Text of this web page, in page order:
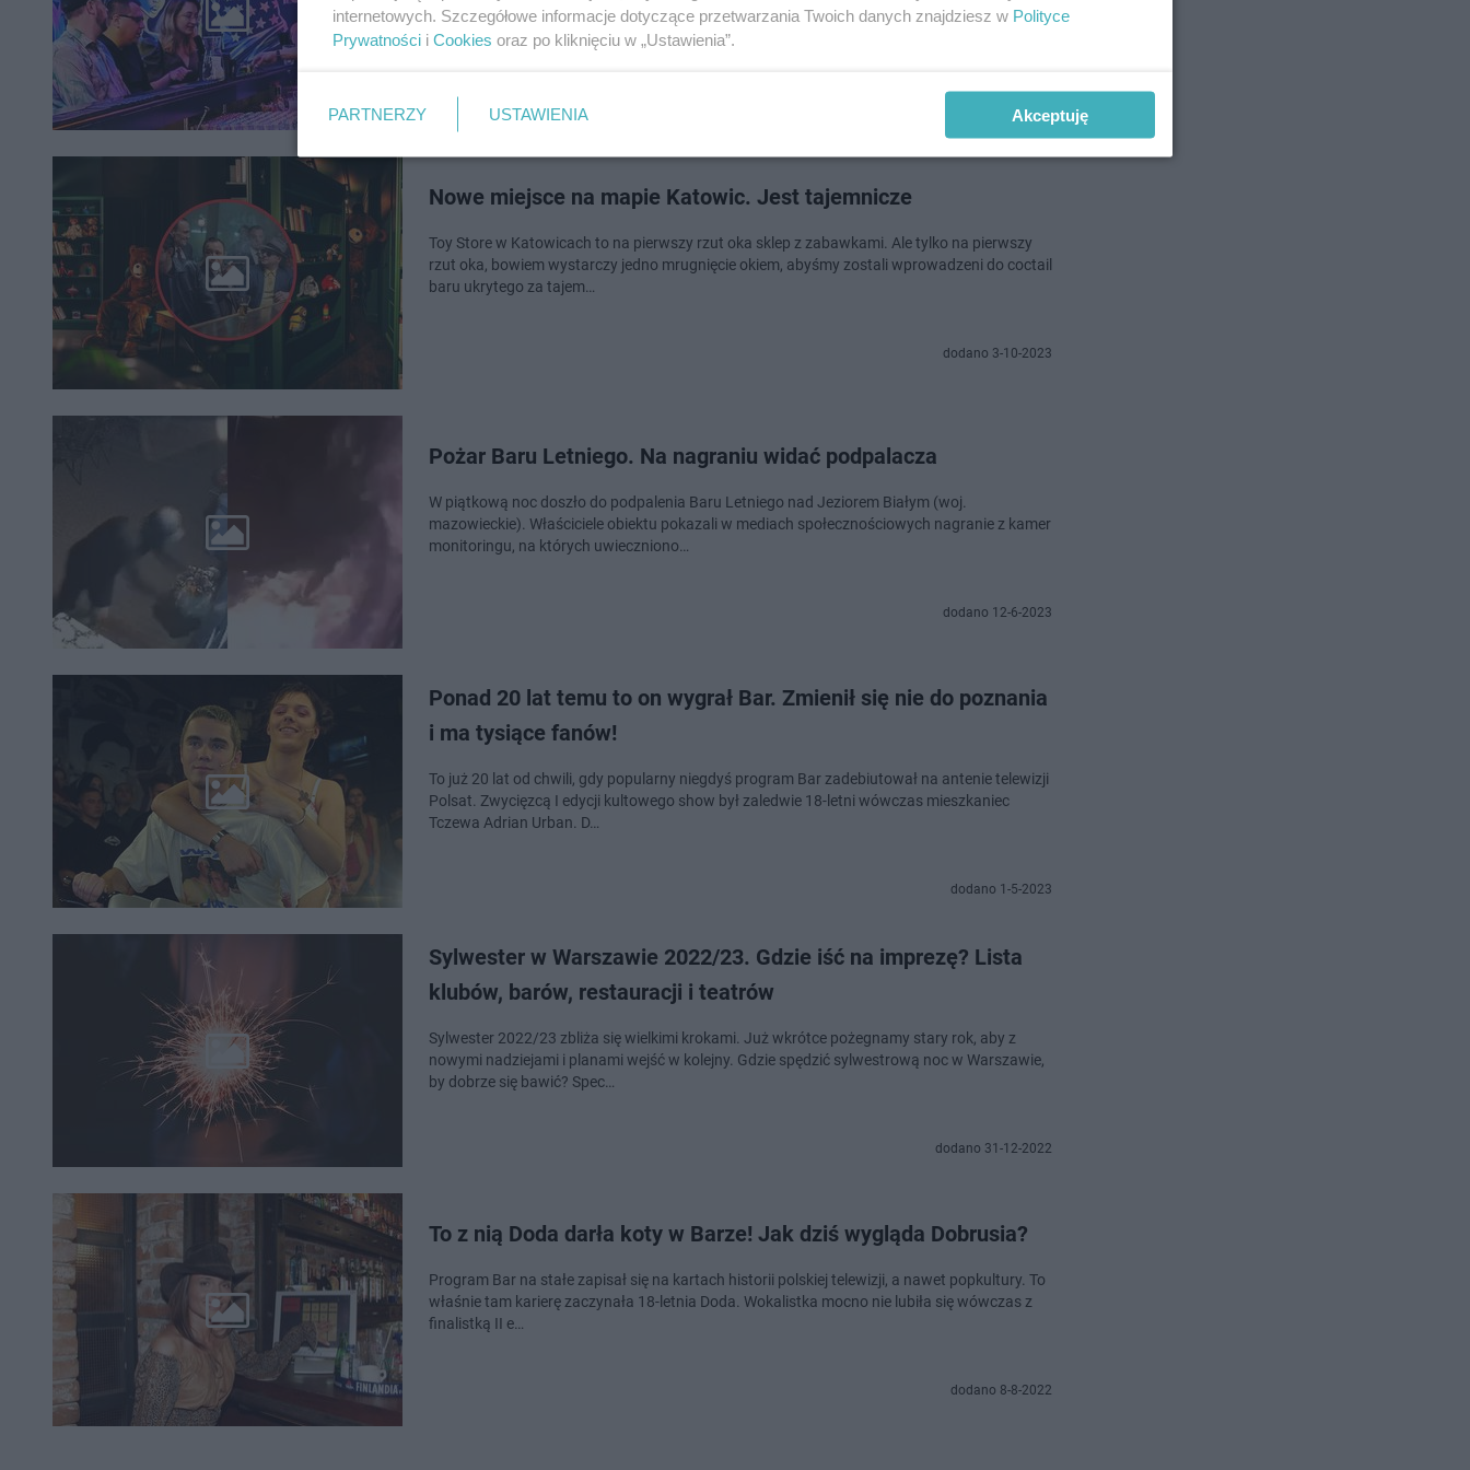
Sosnowcu. Bar powstaje przy ul. Małachowskiego, a wielkie otwarcie ma się odbyć jeszcze
w tym roku.
dodano 18-10-2023
Nowe miejsce na mapie Katowic. Jest tajemnicze
Toy Store w Katowicach to na pierwszy rzut oka sklep z zabawkami. Ale tylko na pierwszy
rzut oka, bowiem wystarczy jedno mrugnięcie okiem, abyśmy zostali wprowadzeni do coctail
baru ukrytego za tajem…
dodano 3-10-2023
Pożar Baru Letniego. Na nagraniu widać podpalacza
W piątkową noc doszło do podpalenia Baru Letniego nad Jeziorem Białym (woj.
mazowieckie). Właściciele obiektu pokazali w mediach społecznościowych nagranie z kamer
monitoringu, na których uwieczniono…
dodano 12-6-2023
Ponad 20 lat temu to on wygrał Bar. Zmienił się nie do poznania
i ma tysiące fanów!
To już 20 lat od chwili, gdy popularny niegdyś program Bar zadebiutował na antenie telewizji
Polsat. Zwycięzcą I edycji kultowego show był zaledwie 18-letni wówczas mieszkaniec
Tczewa Adrian Urban. D…
dodano 1-5-2023
Sylwester w Warszawie 2022/23. Gdzie iść na imprezę? Lista
klubów, barów, restauracji i teatrów
Sylwester 2022/23 zbliża się wielkimi krokami. Już wkrótce pożegnamy stary rok, aby z
nowymi nadziejami i planami wejść w kolejny. Gdzie spędzić sylwestrową noc w Warszawie,
by dobrze się bawić? Spec…
dodano 31-12-2022
To z nią Doda darła koty w Barze! Jak dziś wygląda Dobrusia?
Program Bar na stałe zapisał się na kartach historii polskiej telewizji, a nawet popkultury. To
właśnie tam karierę zaczynała 18-letnia Doda. Wokalistka mocno nie lubiła się wówczas z
finalistką II e…
dodano 8-8-2022
internetowych. Szczegółowe informacje dotyczące przetwarzania Twoich danych znajdziesz w Polityce
Prywatności i Cookies oraz po kliknięciu w „Ustawienia”.
PARTNERZY USTAWIENIA Akceptuję